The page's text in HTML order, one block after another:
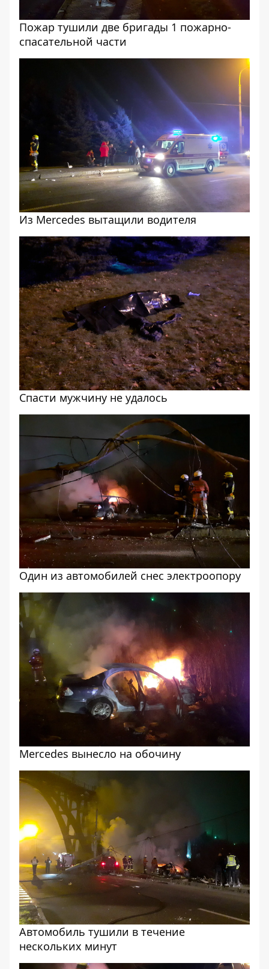
Пожар тушили две бригады 1 пожарно-
спасательной части
Из Mercedes вытащили водителя
Спасти мужчину не удалось
Один из автомобилей снес электроопору
Mercedes вынесло на обочину
Автомобиль тушили в течение
нескольких минут